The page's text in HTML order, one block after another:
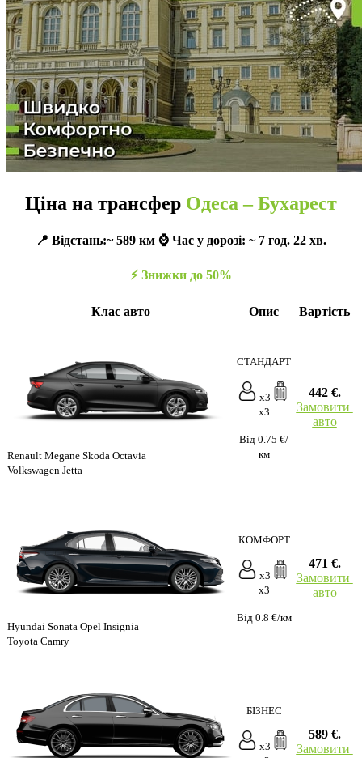
Ціна на трансфер Одеса – Бухарест
📍 Відстань:~ 589 км ⌚️ Час у дорозі: ~ 7 год. 22 хв.
⚡️ Знижки до 50%
Клас авто Опис Вартість
Renault Megane Skoda Octavia
Volkswagen Jetta
СТАНДАРТ
x3
x3
Від 0.75 €/
км
442 €.
Замовити
авто
Hyundai Sonata Opel Insignia
Toyota Camry
КОМФОРТ
x3
x3
Від 0.8 €/км
471 €.
Замовити
авто
БІЗНЕС
x3
589 €.
Замовити